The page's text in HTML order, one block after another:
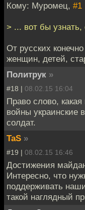
Кому: Муромец, #1
> ... вот бы узнать,
От русских
женщин, детей,
Политрук »
#18 | 08.02.15 16:04
Право слово,
войны украинские
солдат.
TaS »
#19 | 08.02.15 16:46
Достижения
Интересно, что
поддерживать
такой наглядный